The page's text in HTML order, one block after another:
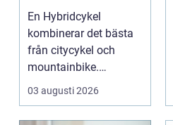
både stad och
motion
En Hybridcykel
kombinerar det bästa
från citycykel och
mountainbike.
Resultatet blir en
bekväm, snab...
03 augusti 2026